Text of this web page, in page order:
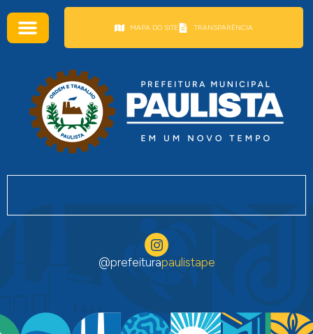
MAPA DO SITE TRANSPARÊNCIA
@prefeiturapaulistape